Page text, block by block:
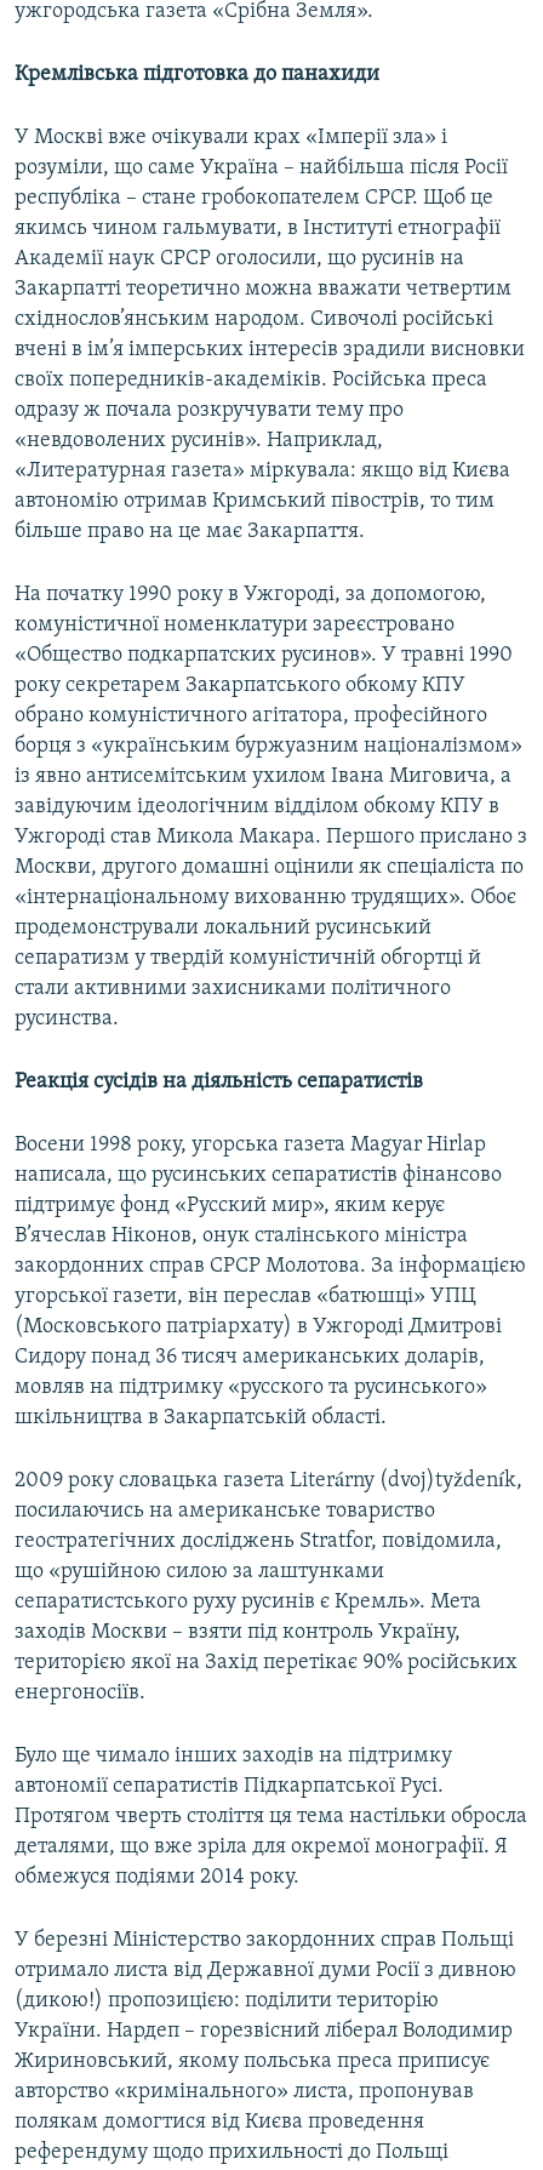
ужгородська газета «Срібна Земля».
Кремлівська підготовка до панахиди
У Москві вже очікували крах «Імперії зла» і
розуміли, що саме Україна – найбільша після Росії
республіка – стане гробокопателем СРСР. Щоб це
якимсь чином гальмувати, в Інституті етнографії
Академії наук СРСР оголосили, що русинів на
Закарпатті теоретично можна вважати четвертим
східнослов’янським народом. Сивочолі російські
вчені в ім’я імперських інтересів зрадили висновки
своїх попередників-академіків. Російська преса
одразу ж почала розкручувати тему про
«невдоволених русинів». Наприклад,
«Литературная газета» міркувала: якщо від Києва
автономію отримав Кримський півострів, то тим
більше право на це має Закарпаття.
На початку 1990 року в Ужгороді, за допомогою,
комуністичної номенклатури зареєстровано
«Общество подкарпатских русинов». У травні 1990
року секретарем Закарпатського обкому КПУ
обрано комуністичного агітатора, професійного
борця з «українським буржуазним націоналізмом»
із явно антисемітським ухилом Івана Миговича, а
завідуючим ідеологічним відділом обкому КПУ в
Ужгороді став Микола Макара. Першого прислано з
Москви, другого домашні оцінили як спеціаліста по
«інтернаціональному вихованню трудящих». Обоє
продемонстрували локальний русинський
сепаратизм у твердій комуністичній обгортці й
стали активними захисниками політичного
русинства.
Реакція сусідів на діяльність сепаратистів
Восени 1998 року, угорська газета Magyar Hirlap
написала, що русинських сепаратистів фінансово
підтримує фонд «Русский мир», яким керує
В’ячеслав Ніконов, онук сталінського міністра
закордонних справ СРСР Молотова. За інформацією
угорської газети, він переслав «батюшці» УПЦ
(Московського патріархату) в Ужгороді Дмитрові
Сидору понад 36 тисяч американських доларів,
мовляв на підтримку «русского та русинського»
шкільництва в Закарпатській області.
2009 року словацька газета Literárny (dvoj)tyždeník,
посилаючись на американське товариство
геостратегічних досліджень Stratfor, повідомила,
що «рушійною силою за лаштунками
сепаратистського руху русинів є Кремль». Мета
заходів Москви – взяти під контроль Україну,
територією якої на Захід перетікає 90% російських
енергоносіїв.
Було ще чимало інших заходів на підтримку
автономії сепаратистів Підкарпатської Русі.
Протягом чверть століття ця тема настільки обросла
деталями, що вже зріла для окремої монографії. Я
обмежуся подіями 2014 року.
У березні Міністерство закордонних справ Польщі
отримало листа від Державної думи Росії з дивною
(дикою!) пропозицією: поділити територію
України. Нардеп – горезвісний ліберал Володимир
Жириновський, якому польська преса приписує
авторство «кримінального» листа, пропонував
полякам домогтися від Києва проведення
референдуму щодо прихильності до Польщі